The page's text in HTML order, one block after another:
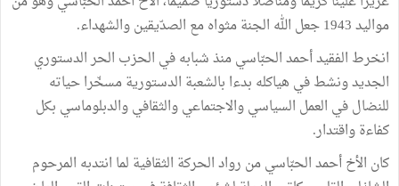
مواليد 1943 جعل الله الجنة مثواه مع الصدّيقين والشهداء.
انخرط الفقيد أحمد الحبّاسي منذ شبابه في الحزب الحر الدستوري
الجديد ونشط في هياكله بدءا بالشعبة الدستورية مسخّرا حياته
للنضال في العمل السياسي والاجتماعي والثقافي والدبلوماسي بكل
كفاءة واقتدار.
كان الأخ أحمد الحبّاسي من رواد الحركة الثقافية لما انتدبه المرحوم